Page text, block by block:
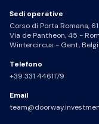
Sedi operative
Corso di Porta Romana,
Via de Pantheon, 45 -
Wintercircus - Gent,
Telefono
+39 331 4461179
Email